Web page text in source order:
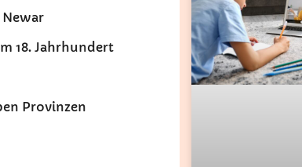
18. Jahrhundert
Provinzen